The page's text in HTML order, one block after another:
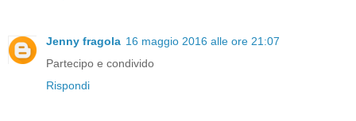
Jenny fragola 16 maggio 2016 alle ore 21:07
Partecipo e condivido
Rispondi